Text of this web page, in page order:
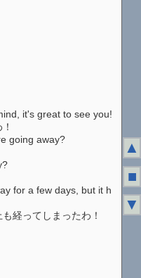
it's great to see you!
going away?
for a few days, but it h
経ってしまったわ！
▲
■
▼